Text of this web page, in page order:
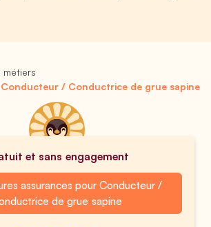
métiers
/ Conductrice de grue sapine
et sans engagement
assurances pour Conducteur /
de grue sapine